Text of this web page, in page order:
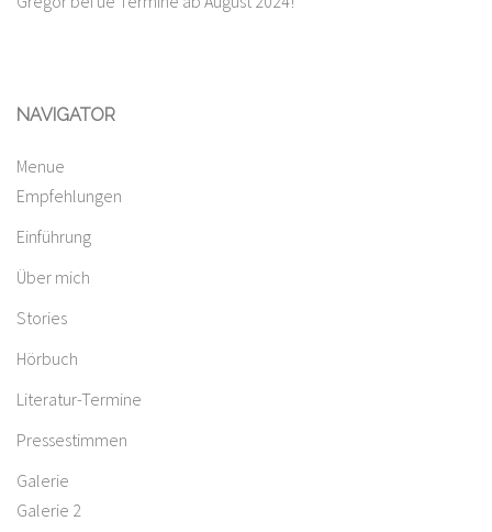
NAVIGATOR
Menue
Empfehlungen
Einführung
Über mich
Stories
Hörbuch
Literatur-Termine
Pressestimmen
Galerie
Galerie 2